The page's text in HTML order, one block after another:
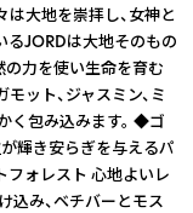
は大地を崇拝し、女神と
るJORDは大地そのもの
の力を使い生命を育む
ット、ジャスミン、ミ
く包み込みます。 ◆ゴ
輝き安らぎを与えるパ
フォレスト 心地よいレ
込み、ベチバーとモス